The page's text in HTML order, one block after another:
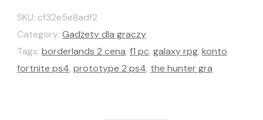
SKU: cf32e5e8adf2
Category: Gadżety dla graczy
Tags: borderlands 2 cena, f1 pc, galaxy rpg, konto
fortnite ps4, prototype 2 ps4, the hunter gra